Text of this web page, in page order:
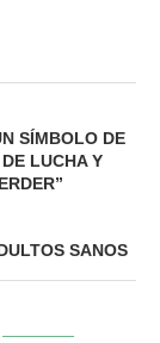
SÍMBOLO DE
LUCHA Y
SANOS